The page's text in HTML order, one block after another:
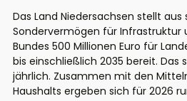
Das Land Niedersachsen stellt
Sondervermögen für Infrastruktur
Bundes 500 Millionen Euro für
bis einschließlich 2035 bereit. Das
jährlich. Zusammen mit den
Haushalts ergeben sich für 2026